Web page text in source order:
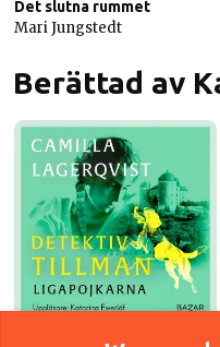
Det slutna rummet
Mari Jungstedt
Berättad av